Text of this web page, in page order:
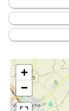
+
−